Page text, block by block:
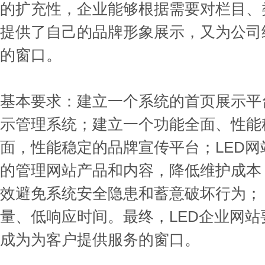
的扩充性，企业能够根据需要对栏目
提供了自己的品牌形象展示，又为公
的窗口。
基本要求：建立一个系统的首页展示
示管理系统；建立一个功能全面、性
面，性能稳定的品牌宣传平台；LED
的管理网站产品和内容，降低维护成
效避免系统安全隐患和蓄意破坏行为
量、低响应时间。最终，LED企业网
成为为客户提供服务的窗口。